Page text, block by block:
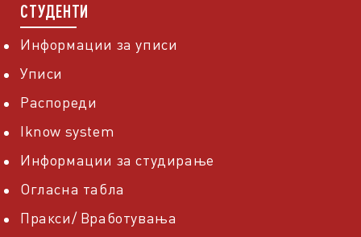
СТУДЕНТИ
Информации за уписи
Уписи
Распореди
Iknow system
Информации за студирање
Огласна табла
Пракси/ Вработувања